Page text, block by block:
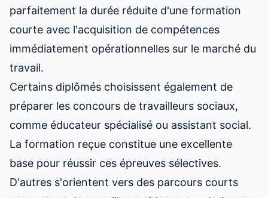
parfaitement la durée réduite d'une formation
courte avec l'acquisition de compétences
immédiatement opérationnelles sur le marché du
travail.
Certains diplômés choisissent également de
préparer les concours de travailleurs sociaux,
comme éducateur spécialisé ou assistant social.
La formation reçue constitue une excellente
base pour réussir ces épreuves sélectives.
D'autres s'orientent vers des parcours courts